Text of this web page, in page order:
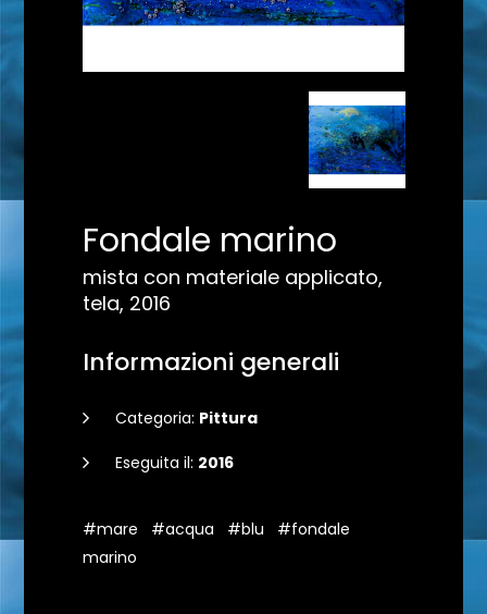
Fondale marino
mista con materiale applicato,
tela, 2016
Informazioni generali
Categoria: Pittura
Eseguita il: 2016
#mare #acqua #blu
#fondale
marino